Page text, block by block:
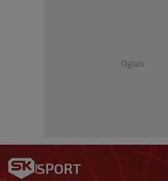
Oglas
SPORT